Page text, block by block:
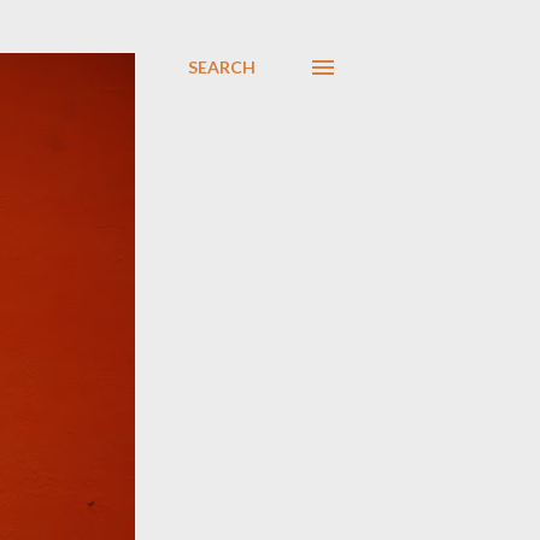
SEARCH